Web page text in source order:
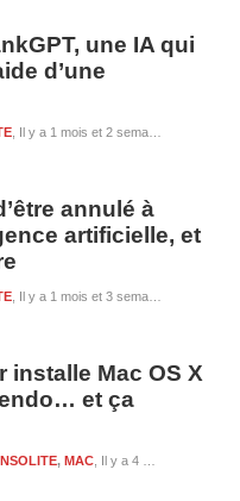
une IA qui
d’une
Il y a 1 mois et 2 semaines
annulé à
artificielle, et
Il y a 1 mois et 3 semaines
installe Mac OS X
et ça
Il y a 4 mois et 22 minutes
, MAC